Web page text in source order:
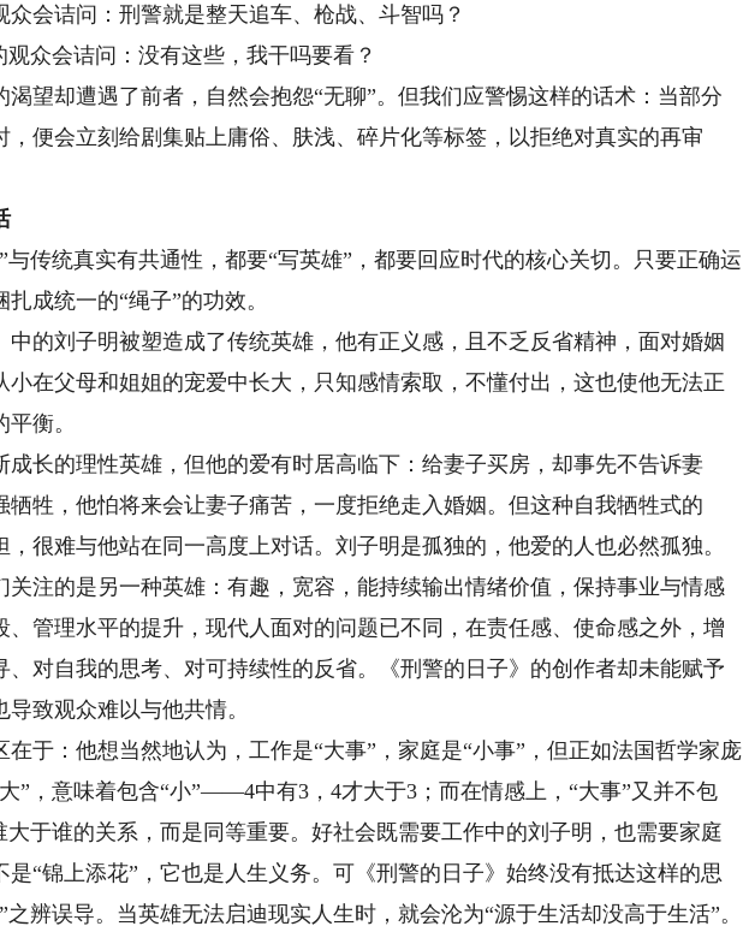
会诘问：刑警就是整天追车、枪战、斗智吗？
众会诘问：没有这些，我干吗要看？
却遭遇了前者，自然会抱怨“无聊”。但我们应警惕这样的话术：当部分
，便会立刻给剧集贴上庸俗、肤浅、碎片化等标签，以拒绝对真实的再审
统真实有共通性，都要“写英雄”，都要回应时代的核心关切。只要正确运
成统一的“绳子”的功效。
刘子明被塑造成了传统英雄，他有正义感，且不乏反省精神，面对婚姻
小在父母和姐姐的宠爱中长大，只知感情索取，不懂付出，这也使他无法正
衡。
的理性英雄，但他的爱有时居高临下：给妻子买房，却事先不告诉妻
牺牲，他怕将来会让妻子痛苦，一度拒绝走入婚姻。但这种自我牺牲式的
很难与他站在同一高度上对话。刘子明是孤独的，他爱的人也必然孤独。
的是另一种英雄：有趣，宽容，能持续输出情绪价值，保持事业与情感
、管理水平的提升，现代人面对的问题已不同，在责任感、使命感之外，增
、对自我的思考、对可持续性的反省。《刑警的日子》的创作者却未能赋予
致观众难以与他共情。
：他想当然地认为，工作是“大事”，家庭是“小事”，但正如法国哲学家庞
”，意味着包含“小”——4中有3，4才大于3；而在情感上，“大事”又并不包
大于谁的关系，而是同等重要。好社会既需要工作中的刘子明，也需要家庭
是“锦上添花”，它也是人生义务。可《刑警的日子》始终没有抵达这样的思
辨误导。当英雄无法启迪现实人生时，就会沦为“源于生活却没高于生活”。